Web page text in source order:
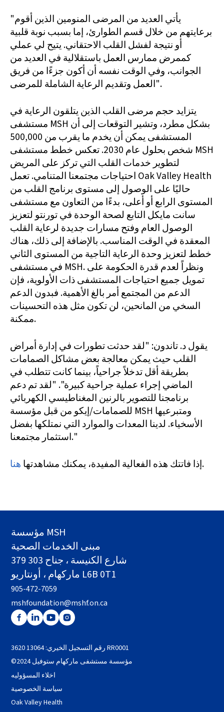
"يأتي العديد من المرضى المنومين الذين أقوم
برعايتهم من خلال قسم الطوارئ، إما بسبب نوبة قلبية
أو نتيجة لفشل القلب الاحتقاني. يتيح لي عملي
كممرض ممارس العمل باستقلالية في العديد من
الجوانب، وفي الوقت نفسه أن أكون جزءًا من فريق
العمل وتقديم الرعاية الشاملة للمرضى".
يتزايد حجم مرضى القلب الذين يتلقون الرعاية في
مستشفى MSH بشكل مطرد، وتشير التوقعات إلى أن
المستشفى يمكن أن يخدم ما يقرب من 500,000
شخص بحلول عام 2030. تعكس خطط مستشفى MSH
لتطوير خدمات القلب التي تركز على المريض
احتياجات مجتمعنا المتنامي. تعمل Oak Valley Health
حاليًا على الوصول إلى مستوى برنامج القلب من
المستوى الرابع أو أعلى، بدءًا من التعاون مع مستشفى
سانت مايكل التابع لصحة الوحدة في تورنتو لتعزيز
الوصول العام وفتح مسارات جديدة لرعاية القلب
المعقدة في الوقت المناسب. بالإضافة إلى ذلك، هناك
خطط لتعزيز وحدة الرعاية التاجية من المستوى الثاني
في مستشفى MSH. ونظراً لعدم قدرة الحكومة على
تمويل جميع احتياجات المستشفى ذات الأولوية، فإن
الدعم من المجتمع أمر بالغ الأهمية. فبدون الدعم
السخي من المانحين، لن تكون مثل هذه التحسينات
ممكنة.
يقول د. تاندون: "لقد حدثت تطورات في إدارة أمراض
القلب حيث يمكن معالجة بعض مشاكل الصمامات
بطريقة أقل تدخلاً جراحياً، بينما كانت تتطلب في
الماضي إجراء عملية جراحية كبيرة". "لقد تم دعم
برنامجنا للتصوير بالرنين المغناطيسي الكهربائي
للصمامات/إيكو من قبل مؤسسة MSH ومتبرعيها
الأسخياء. لدينا المعدات والموارد التي نمتلكها بفضل
استثمار مجتمعنا."
إذا فاتتك هذه الفعالية المفيدة، يمكنك مشاهدتها هنا .
مؤسسة MSH
مبنى الخدمات الصحية
379 شارع الكنيسة ، جناح 303
ماركهام ، أونتاريو L6B 0T1
905-472-7059
mshfoundation@mshf.on.ca
رقم التسجيل الخيري: 13064 3620 RR0001
©2024 مؤسسة مستشفى ماركهام ستوفيل
اخلاء المسؤوليه
سياسة الخصوصية
Oak Valley Health